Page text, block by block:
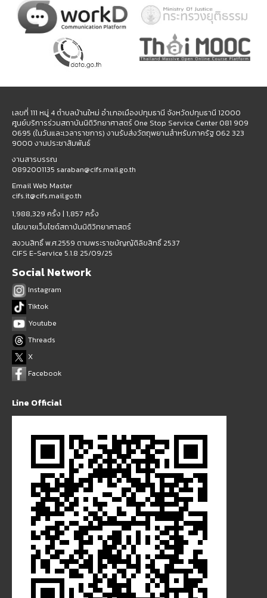
เลขที่ 111 หมู่ 4 ตำบลบ้านใหม่ อำเภอเมืองปทุมธานี จังหวัดปทุมธานี 12000
ศูนย์บริการร่วมสถาบันนิติวิทยาศาสตร์ One Stop Service Center 081 909
0695 (ในวันและเวลาราชการ) งานรับส่งวัตถุพยานสำหรับภาครัฐ 062 323
9000 งานประชาสัมพันธ์
งานสารบรรณ
0892001135 saraban@cifs.mail.go.th
Email Web Master
cifs.it@cifs.mail.go.th
1,988,329 ครั้ง | 1,857 ครั้ง
นโยบายเว็บไซต์สถาบันนิติวิทยาศาสตร์
สงวนสิทธิ์ พ.ศ.2559 ตามพระราชบัญญัติลิขสิทธิ์ 2537
CIFS E-Service 5.1.8 25/09/25
Social Network
Instagram
Tiktok
Youtube
Threads
X
Facebook
Line Official